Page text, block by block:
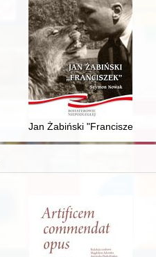
Jarosławiu (1914-1917)
historyczno­-archeologiczne
o śmierci w nowożytnych
Jan Żabiński "Franciszek"